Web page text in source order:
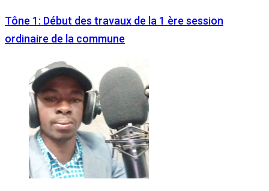
Tône 1: Début des travaux de la 1 ère session
ordinaire de la commune